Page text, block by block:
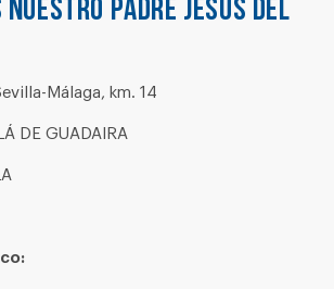
PADRE JESÚS DEL
Málaga, km. 14
DE GUADAIRA